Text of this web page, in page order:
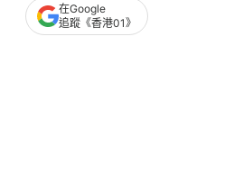
8
在Google
追蹤《香港01》